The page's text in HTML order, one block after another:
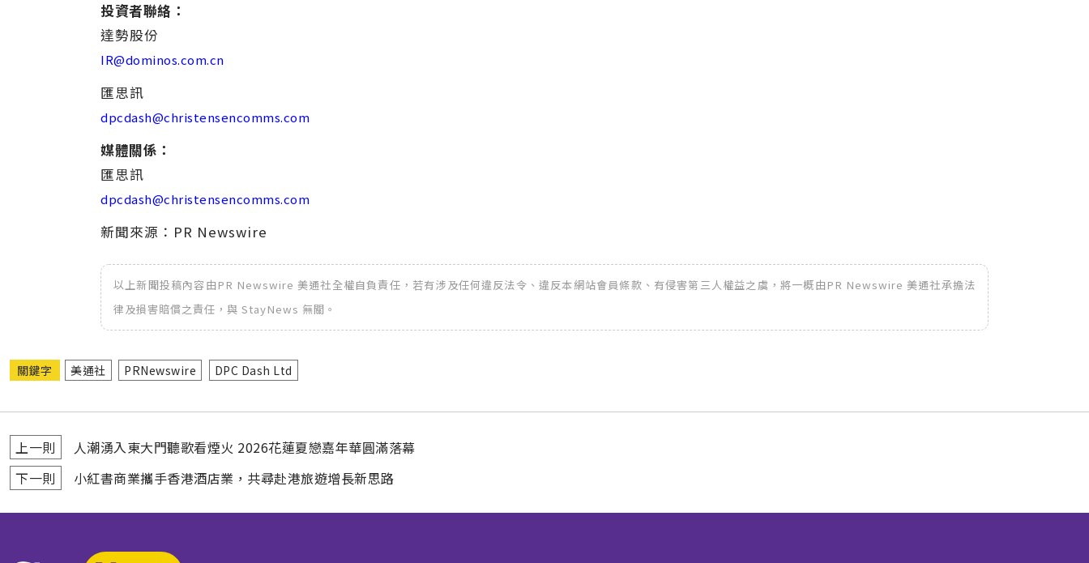
投資者聯絡：
達勢股份
IR@dominos.com.cn
匯思訊
dpcdash@christensencomms.com
媒體關係：
匯思訊
dpcdash@christensencomms.com
新聞來源：PR Newswire
以上新聞投稿內容由PR Newswire 美通社全權自負責任，若有涉及任何違反法令、違反本網站會員條款、有侵害第三人權益之虞，將一概由PR Newswire 美通社承擔法
律及損害賠償之責任，與 StayNews 無關。
關鍵字 美通社 PRNewswire DPC Dash Ltd
上一則
人潮湧入東大門聽歌看煙火 2026花蓮夏戀嘉年華圓滿落幕
下一則
小紅書商業攜手香港酒店業，共尋赴港旅遊增長新思路